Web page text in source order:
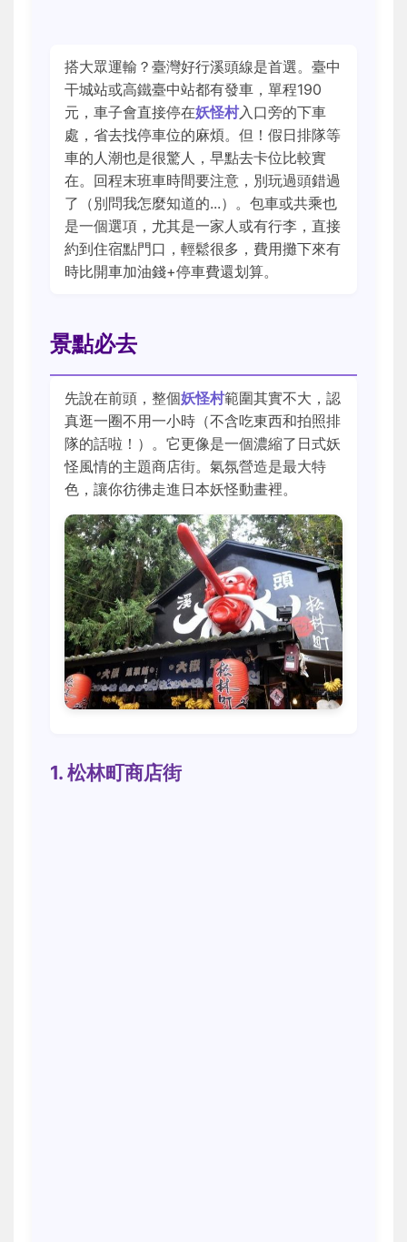
搭大眾運輸？臺灣好行溪頭線是首選。臺中
干城站或高鐵臺中站都有發車，單程190
元，車子會直接停在妖怪村入口旁的下車
處，省去找停車位的麻煩。但！假日排隊等
車的人潮也是很驚人，早點去卡位比較實
在。回程末班車時間要注意，別玩過頭錯過
了（別問我怎麼知道的...）。包車或共乘也
是一個選項，尤其是一家人或有行李，直接
約到住宿點門口，輕鬆很多，費用攤下來有
時比開車加油錢+停車費還划算。
景點必去
先說在前頭，整個妖怪村範圍其實不大，認
真逛一圈不用一小時（不含吃東西和拍照排
隊的話啦！）。它更像是一個濃縮了日式妖
怪風情的主題商店街。氣氛營造是最大特
色，讓你彷彿走進日本妖怪動畫裡。
1. 松林町商店街